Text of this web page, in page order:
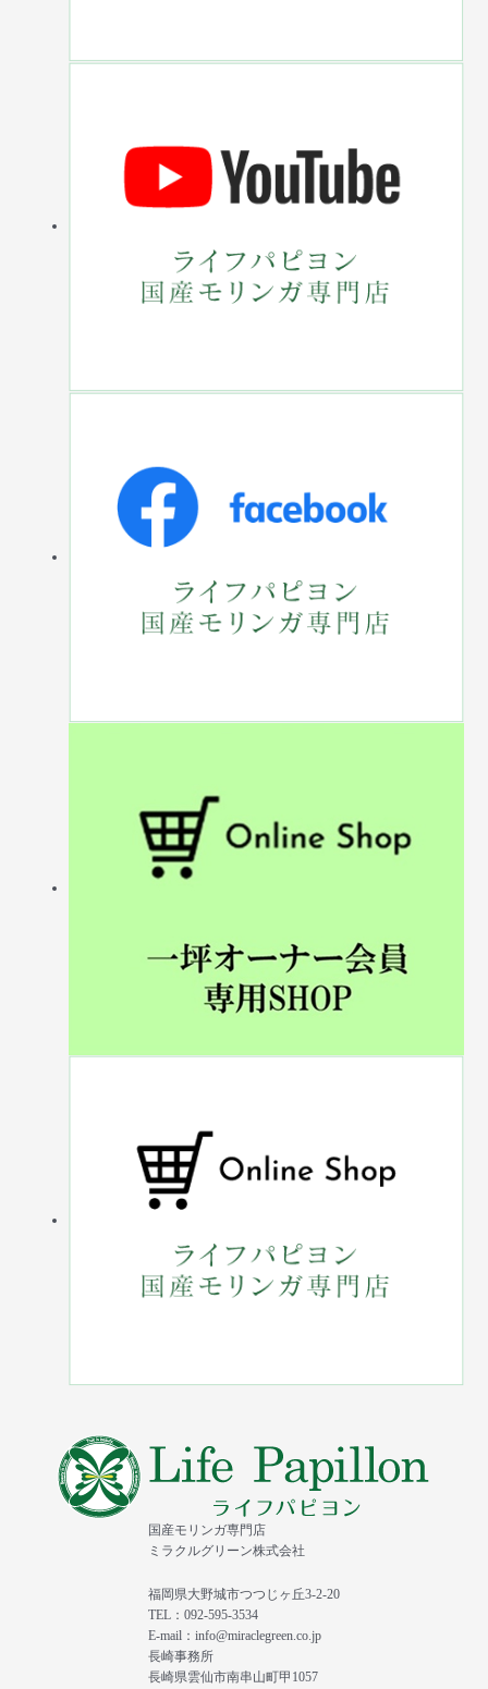
国産モリンガ専門店
ミラクルグリーン株式会社
福岡県大野城市つつじヶ丘3-2-20
TEL：092-595-3534
E-mail：info@miraclegreen.co.jp
長崎事務所
長崎県雲仙市南串山町甲1057